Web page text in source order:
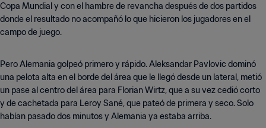
Copa Mundial y con el hambre de revancha después de dos partidos
donde el resultado no acompañó lo que hicieron los jugadores en el
campo de juego.
Pero Alemania golpeó primero y rápido. Aleksandar Pavlovic dominó
una pelota alta en el borde del área que le llegó desde un lateral, metió
un pase al centro del área para Florian Wirtz, que a su vez cedió corto
y de cachetada para Leroy Sané, que pateó de primera y seco. Solo
habían pasado dos minutos y Alemania ya estaba arriba.